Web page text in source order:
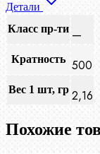
Детали
Класс пр-ти —
Кратность 500
Вес 1 шт, гр 2,16
Похожие